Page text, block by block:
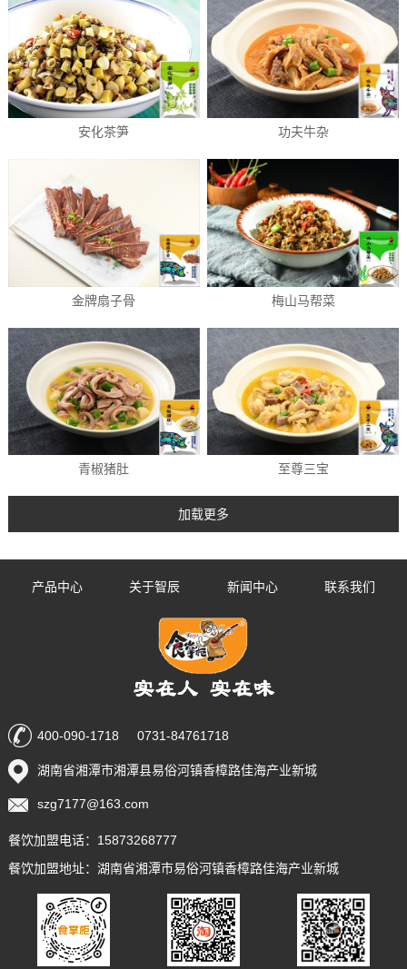
安化茶笋 功夫牛杂
金牌扇子骨 梅山马帮菜
青椒猪肚 至尊三宝
产品中心 关于智辰 新闻中心 联系我们
400-090-1718 0731-84761718
湖南省湘潭市湘潭县易俗河镇香樟路佳海产业新城
szg7177@163.com
餐饮加盟电话：15873268777
餐饮加盟地址：湖南省湘潭市易俗河镇香樟路佳海产业新城